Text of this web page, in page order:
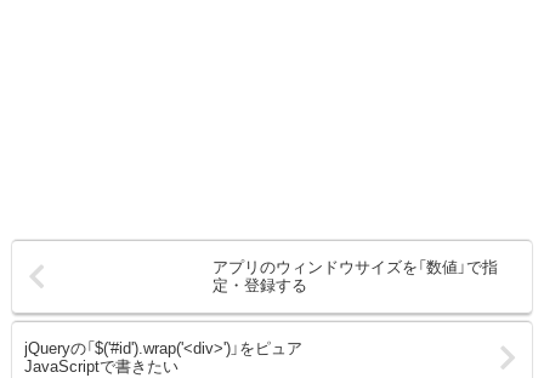
アプリのウィンドウサイズを「数値」で指
定・登録する
jQueryの「$('#id').wrap('<div>')」をピュア
JavaScriptで書きたい